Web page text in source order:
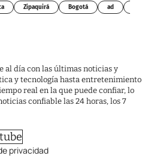
Zipaquirá Bogotá ad
al día con las últimas noticias y
y tecnología hasta entretenimiento
real en la que puede confiar, lo
confiable las 24 horas, los 7
privacidad